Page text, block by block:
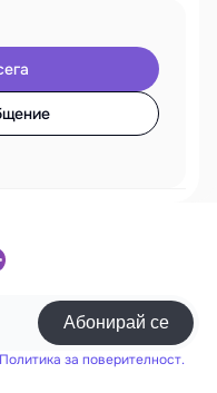
Политика за поверителност.